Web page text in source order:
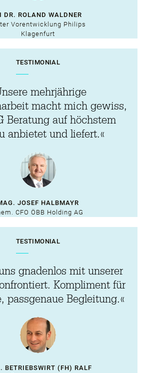
DR. ROLAND WALDNER
Vorentwicklung Philips
Klagenfurt
TESTIMONIAL
mehrjährige
macht mich gewiss,
Beratung auf höchstem
anbietet und liefert.«
JOSEF HALBMAYR
CFO ÖBB Holding AG
TESTIMONIAL
gnadenlos mit unserer
Kompliment für
passgenaue Begleitung.«
BETRIEBSWIRT (FH) RALF